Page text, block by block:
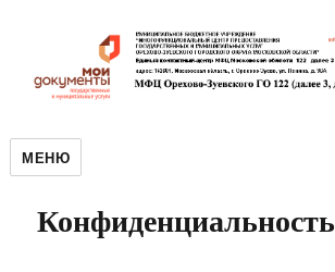
МЕНЮ
Конфиденциальность